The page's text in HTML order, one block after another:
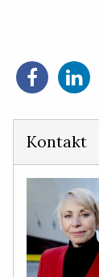
Del
på
Del
på
Kontakt